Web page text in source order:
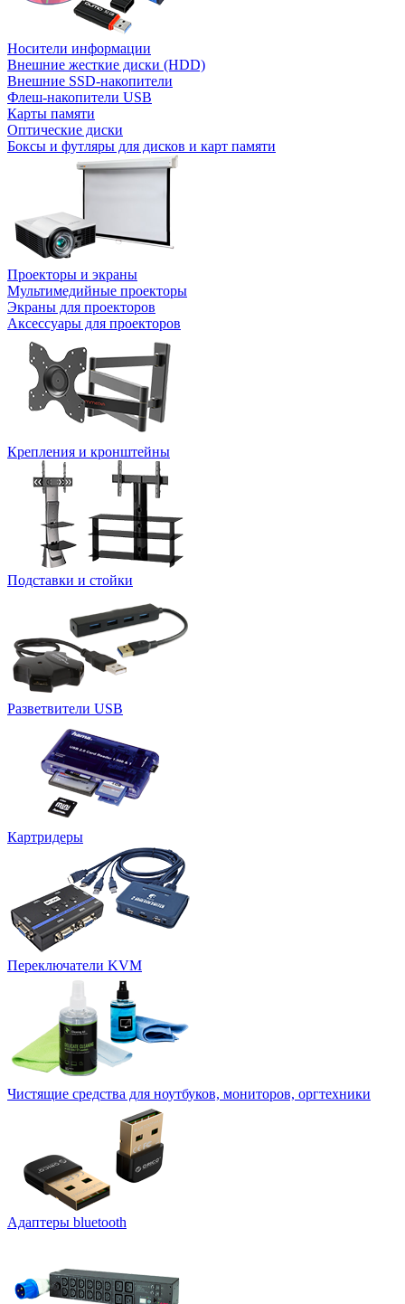
Носители информации
Внешние жесткие диски (HDD)
Внешние SSD-накопители
Флеш-накопители USB
Карты памяти
Оптические диски
Боксы и футляры для дисков и карт памяти
Проекторы и экраны
Мультимедийные проекторы
Экраны для проекторов
Аксессуары для проекторов
Крепления и кронштейны
Подставки и стойки
Разветвители USB
Картридеры
Переключатели KVM
Чистящие средства для ноутбуков, мониторов, оргтехники
Адаптеры bluetooth